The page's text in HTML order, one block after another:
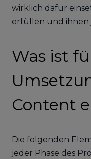
wirklich dafür
erfüllen und ihnen
Was ist
Content
Die folgenden
jeder Phase des